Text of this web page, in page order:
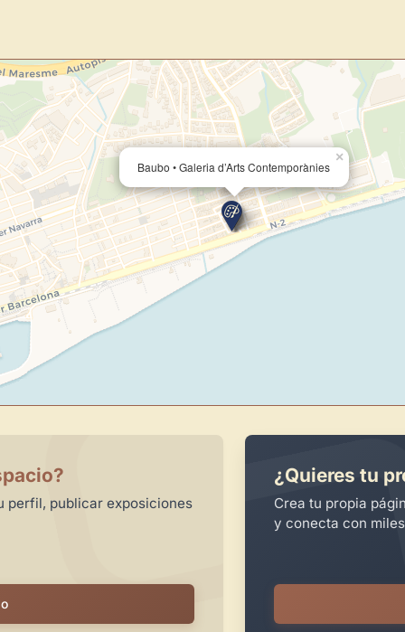
Baubo • Galeria d’Arts Contemporànies
×
perfil, publicar exposiciones
¿Quieres tu
Crea tu propia
y conecta con